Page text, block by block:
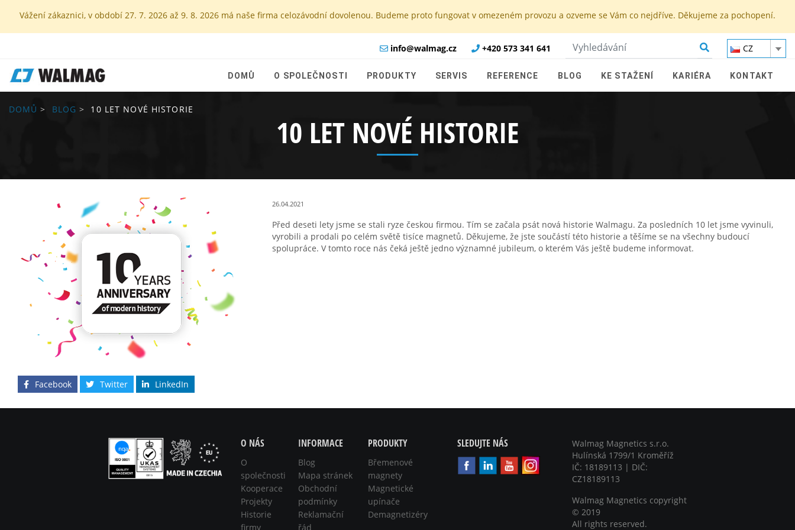
Vážení zákaznici, v období 27. 7. 2026 až 9. 8. 2026 má naše firma celozávodní dovolenou. Budeme proto fungovat v omezeném provozu a ozveme se Vám co nejdříve. Děkujeme za pochopení.
CZ
+420 573 341 641
info@walmag.cz
KONTAKT
KARIÉRA
KE STAŽENÍ
BLOG
REFERENCE
SERVIS
PRODUKTY
O SPOLEČNOSTI
DOMŮ
DOMŮ BLOG 10 LET NOVÉ HISTORIE
10 LET NOVÉ HISTORIE
26.04.2021
Před deseti lety jsme se stali ryze českou firmou. Tím se začala psát nová historie Walmagu. Za posledních 10 let jsme vyvinuli,
vyrobili a prodali po celém světě tisíce magnetů. Děkujeme, že jste součástí této historie a těšíme se na všechny budoucí
spolupráce. V tomto roce nás čeká ještě jedno významné jubileum, o kterém Vás ještě budeme informovat.
Facebook Twitter LinkedIn
O NÁS
O
společnosti
Kooperace
Projekty
Historie
firmy
INFORMACE
Blog
Mapa stránek
Obchodní
podmínky
Reklamační
řád
PRODUKTY
Břemenové
magnety
Magnetické
upínače
Demagnetizéry
SLEDUJTE NÁS
Walmag Magnetics s.r.o.
Hulínská 1799/1 Kroměříž
IČ: 18189113 | DIČ:
CZ18189113
Walmag Magnetics copyright
© 2019
All rights reserved.